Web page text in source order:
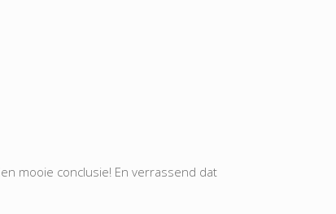
mooie conclusie! En verrassend dat